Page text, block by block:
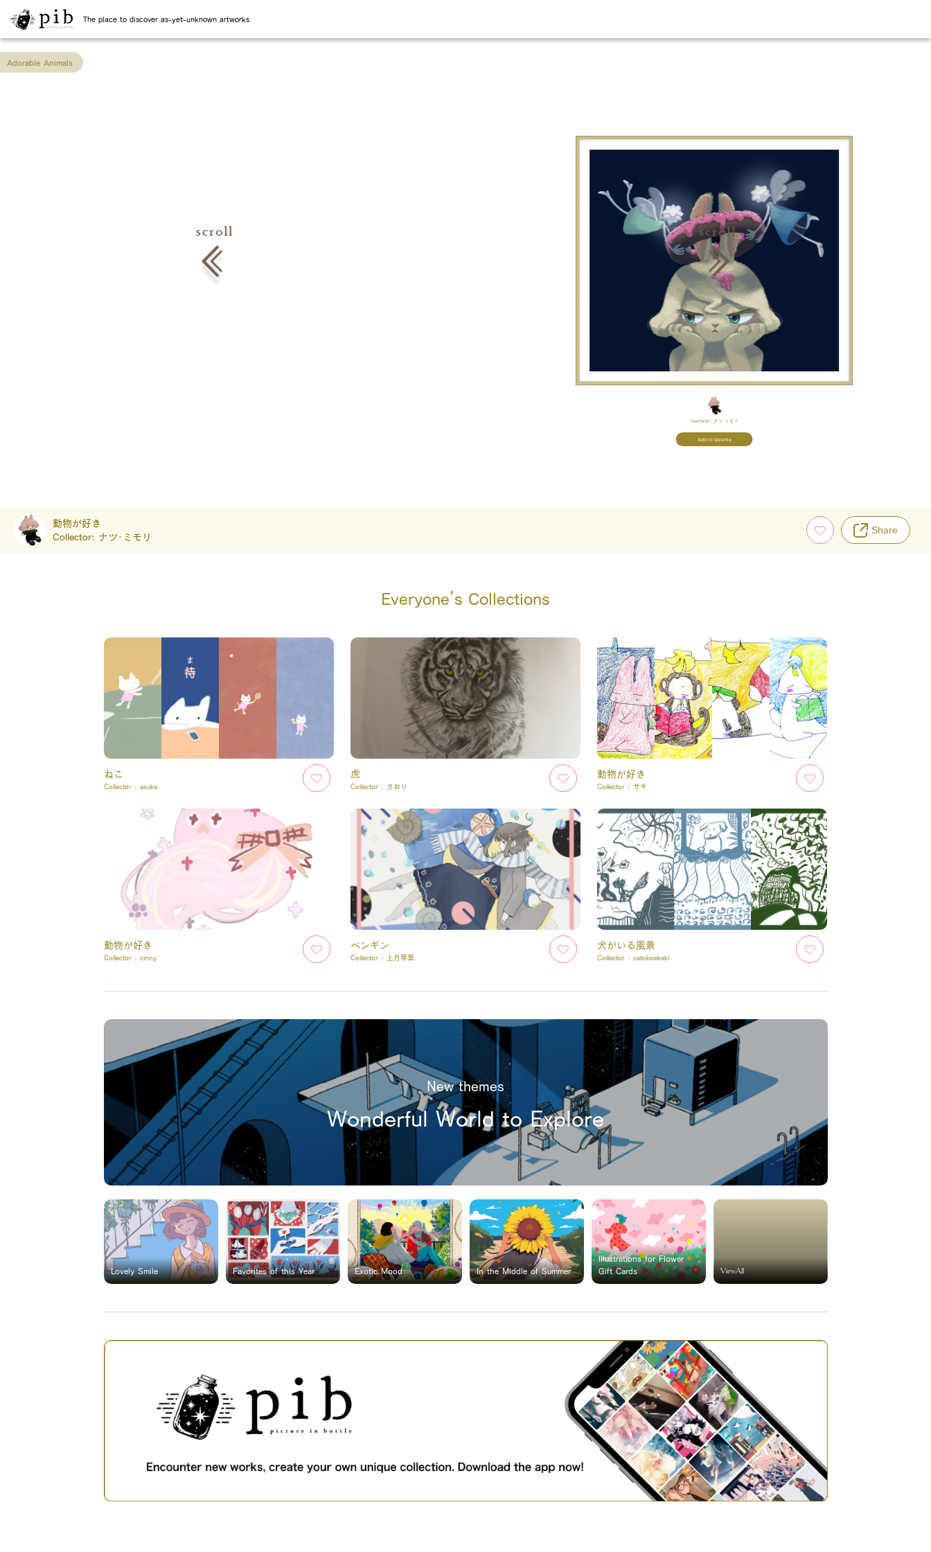
The place to discover as-yet-unknown artworks
Adorable Animals
Illustrator:ナツ･ミモリ
Add to favorite
動物が好き
Collector: ナツ･ミモリ
Share
Everyone’s Collections
ねこ
Collector : asuka
虎
Collector : さおり
動物が好き
Collector : サキ
動物が好き
Collector : cinny
ペンギン
Collector : 上月琴葉
犬がいる風景
Collector :satokoekaki
New themes
Wonderful World to Explore
Lovely Smile Favorites of this Year Exotic Mood In the Middle of Summer
Illustrations for Flower
Gift Cards
ViewAll